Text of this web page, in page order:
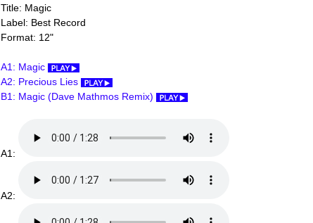
Title: Magic
Label: Best Record
Format: 12"
A1: Magic
A2: Precious Lies
B1: Magic (Dave Mathmos Remix)
A1:
A2: